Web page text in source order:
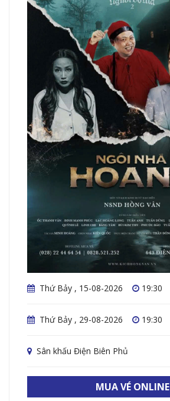
Thứ Bảy , 15-08-2026 19:30
Thứ Bảy , 29-08-2026 19:30
Sân khấu Điện Biên Phủ
MUA VÉ ONLINE